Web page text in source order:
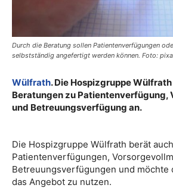
Durch die Beratung sollen Patientenverfügungen
selbstständig angefertigt werden können. Foto:
Wülfrath. Die Hospizgruppe
Beratungen zu Patientenverfügung,
und Betreuungsverfügung an.
Die Hospizgruppe Wülfrath berät
Patientenverfügungen,
Betreuungsverfügungen und möchte
das Angebot zu nutzen.